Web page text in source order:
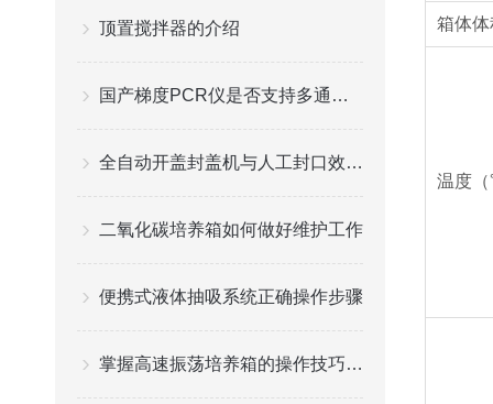
顶置搅拌器的介绍
国产梯度PCR仪是否支持多通道检测和高通量实验？
全自动开盖封盖机与人工封口效率对比分析
二氧化碳培养箱如何做好维护工作
便携式液体抽吸系统正确操作步骤
掌握高速振荡培养箱的操作技巧与注意事项
箱体
温度